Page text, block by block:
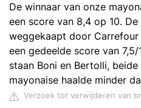
De winnaar van onze
een score van 8,4 op 10.
weggekaapt door
een gedeelde score van
staan Boni en Bertolli,
mayonaise haalde minder
Verzoek tot verwijderen van